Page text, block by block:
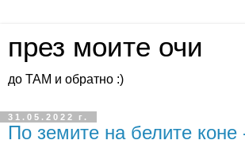
през моите очи
до ТАМ и обратно :)
31.05.2022 г.
По земите на белите коне